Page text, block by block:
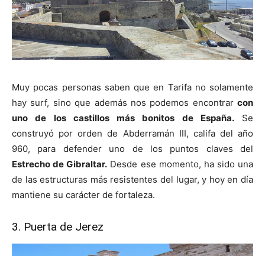
Muy pocas personas saben que en Tarifa no solamente
hay surf, sino que además nos podemos encontrar con
uno de los castillos más bonitos de España.Se
construyó por orden de Abderramán III, califa del año
960, para defender uno de los puntos claves del
Estrecho de Gibraltar. Desde ese momento, ha sido una
de las estructuras más resistentes del lugar, y hoy en día
mantiene su carácter de fortaleza.
3. Puerta de Jerez